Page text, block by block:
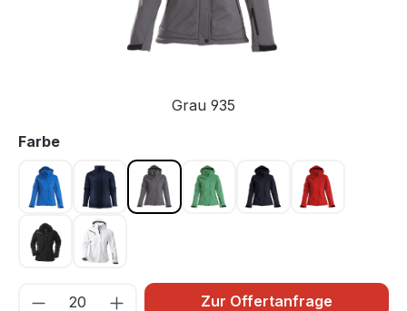
Grau 935
Farbeauswählen
Blau 632 Dunkel Marine 616
Grau 935Grün 728Marine 600Rot 400
Schwarz 900Weiss 100
Zur Offertanfrage